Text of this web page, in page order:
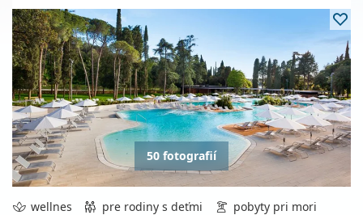
50 fotografií
wellnes pre rodiny s deťmi
pobyty pri mori